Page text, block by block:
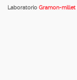
Laboratorio Gramon-millet